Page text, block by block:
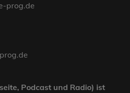
prog.de
Podcast und Radio) ist